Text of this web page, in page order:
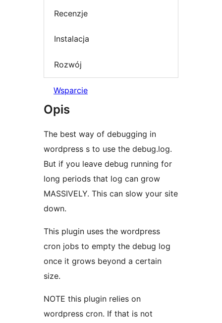
Recenzje
Instalacja
Rozwój
Wsparcie
Opis
The best way of debugging in
wordpress s to use the debug.log.
But if you leave debug running for
long periods that log can grow
MASSIVELY. This can slow your site
down.
This plugin uses the wordpress
cron jobs to empty the debug log
once it grows beyond a certain
size.
NOTE this plugin relies on
wordpress cron. If that is not